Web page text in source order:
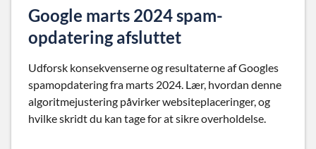
Google marts 2024 spam-
opdatering afsluttet
Udforsk konsekvenserne og resultaterne af Googles
spamopdatering fra marts 2024. Lær, hvordan denne
algoritmejustering påvirker websiteplaceringer, og
hvilke skridt du kan tage for at sikre overholdelse.